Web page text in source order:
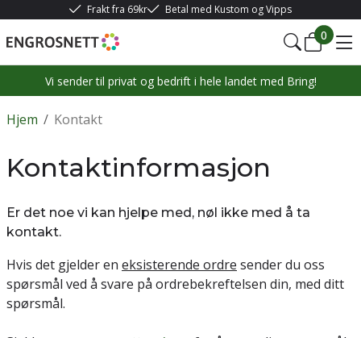
Frakt fra 69kr Betal med Kustom og Vipps
0
Vi sender til privat og bedrift i hele landet med Bring!
/
Hjem Kontakt
Kontaktinformasjon
Er det noe vi kan hjelpe med, nøl ikke med å ta
kontakt.
Hvis det gjelder en eksisterende ordre sender du oss
spørsmål ved å svare på ordrebekreftelsen din, med ditt
spørsmål.